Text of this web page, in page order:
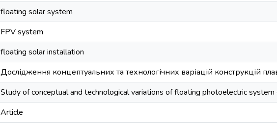
floating solar system
FPV system
floating solar installation
Дослідження концептуальних та технологічних варіацій конструкцій
Study of conceptual and technological variations of floating photoelectric system
Article